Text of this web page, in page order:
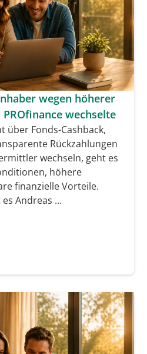
wegen höherer
wechselte
über Fonds-Cashback,
Rückzahlungen
wechseln, geht es
höhere
finanzielle Vorteile.
Andreas ...